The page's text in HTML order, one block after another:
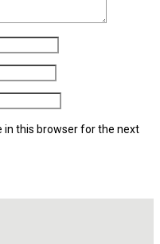
in this browser for the next